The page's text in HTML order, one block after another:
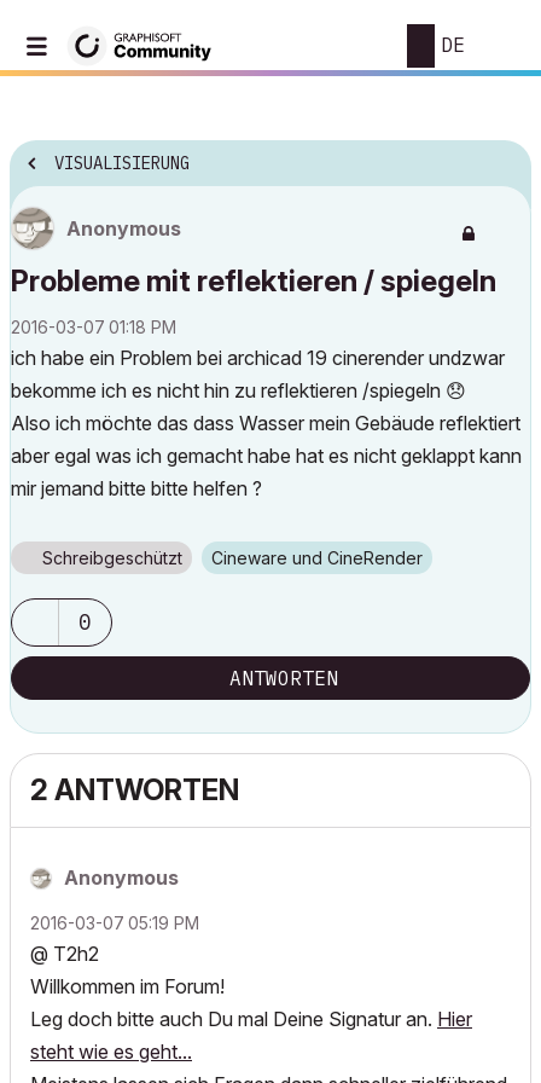
DE
VISUALISIERUNG
Anonymous
Probleme mit reflektieren / spiegeln
‎2016-03-07 01:18 PM
ich habe ein Problem bei archicad 19 cinerender undzwar
bekomme ich es nicht hin zu reflektieren /spiegeln 😞
Also ich möchte das dass Wasser mein Gebäude reflektiert
aber egal was ich gemacht habe hat es nicht geklappt kann
mir jemand bitte bitte helfen ?
Schreibgeschützt Cineware und CineRender
0
ANTWORTEN
2 ANTWORTEN
Anonymous
‎2016-03-07 05:19 PM
@ T2h2
Willkommen im Forum!
Leg doch bitte auch Du mal Deine Signatur an. Hier
steht wie es geht...